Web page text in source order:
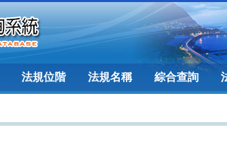
法規位階 法規名稱 綜合查詢